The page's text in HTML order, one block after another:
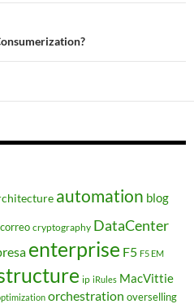
automation blog
correo cryptography DataCenter
enterprise F5 F5 EM
ip iRules MacVittie
orchestration overselling